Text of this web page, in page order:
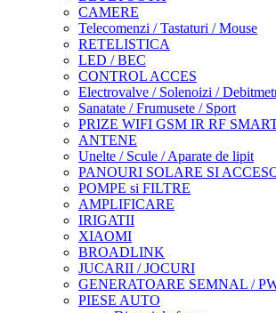
CAMERE
Telecomenzi / Tastaturi / Mouse
RETELISTICA
LED / BEC
CONTROL ACCES
Electrovalve / Solenoizi /
Sanatate / Frumusete / Sport
PRIZE WIFI GSM IR RF
ANTENE
Unelte / Scule / Aparate de lipit
PANOURI SOLARE SI
POMPE si FILTRE
AMPLIFICARE
IRIGATII
XIAOMI
BROADLINK
JUCARII / JOCURI
GENERATOARE SEMNAL /
PIESE AUTO